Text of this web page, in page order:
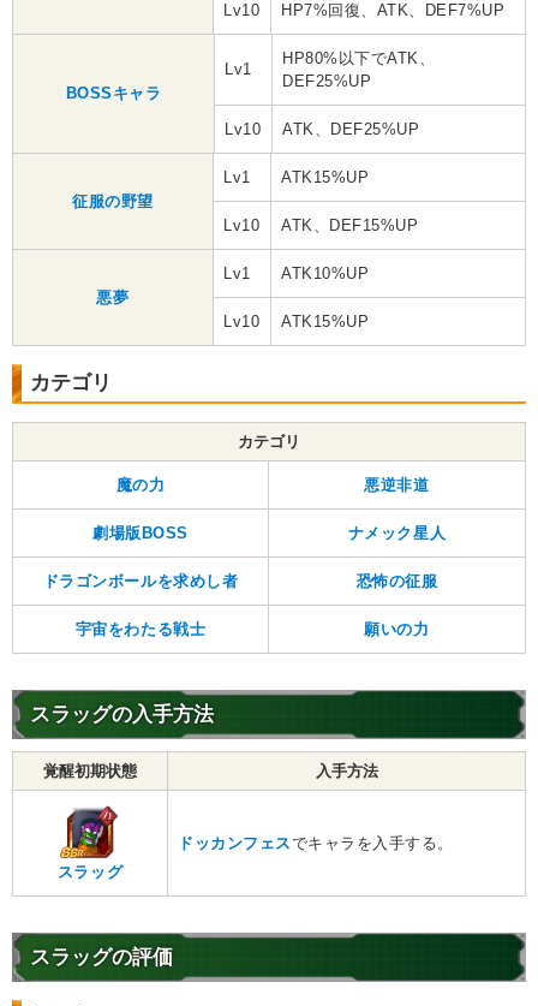
Lv10 HP7%回復、ATK、DEF7%UP
BOSSキャラ
Lv1
HP80%以下でATK、
DEF25%UP
Lv10 ATK、DEF25%UP
征服の野望
Lv1 ATK15%UP
Lv10 ATK、DEF15%UP
悪夢
Lv1 ATK10%UP
Lv10 ATK15%UP
カテゴリ
カテゴリ
魔の力 悪逆非道
劇場版BOSS ナメック星人
ドラゴンボールを求めし者 恐怖の征服
宇宙をわたる戦士 願いの力
スラッグの入手方法
覚醒初期状態 入手方法
スラッグ
ドッカンフェスでキャラを入手する。
スラッグの評価